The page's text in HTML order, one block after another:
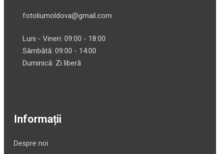
fotoliumoldova@gmail.com
Luni - Vineri: 09:00 - 18:00
Sâmbătă: 09:00 - 14:00
Duminică: Zi liberă
Informații
Despre noi